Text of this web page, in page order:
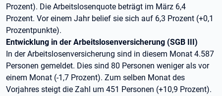
Prozent). Die Arbeitslosenquote beträgt im März 6,4
Prozent. Vor einem Jahr belief sie sich auf 6,3 Prozent (+0,1
Prozentpunkte).
Entwicklung in der Arbeitslosenversicherung (SGB III)
In der Arbeitslosenversicherung sind in diesem Monat 4.587
Personen gemeldet. Dies sind 80 Personen weniger als vor
einem Monat (-1,7 Prozent). Zum selben Monat des
Vorjahres steigt die Zahl um 451 Personen (+10,9 Prozent).